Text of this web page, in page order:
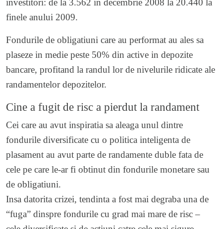
investitori: de la 3.562 in decembrie 2008 la 20.440 la
finele anului 2009.
Fondurile de obligatiuni care au performat au ales sa
plaseze in medie peste 50% din active in depozite
bancare, profitand la randul lor de nivelurile ridicate ale
randamentelor depozitelor.
Cine a fugit de risc a pierdut la randament
Cei care au avut inspiratia sa aleaga unul dintre
fondurile diversificate cu o politica inteligenta de
plasament au avut parte de randamente duble fata de
cele pe care le-ar fi obtinut din fondurile monetare sau
de obligatiuni.
Insa datorita crizei, tendinta a fost mai degraba una de
“fuga” dinspre fondurile cu grad mai mare de risc –